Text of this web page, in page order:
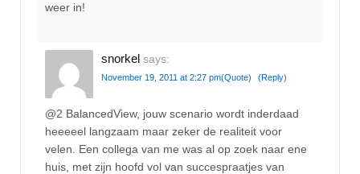
weer in!
snorkel says:
November 19, 2011 at 2:27 pm(Quote) (Reply)
@2 BalancedView, jouw scenario wordt inderdaad
heeeeel langzaam maar zeker de realiteit voor
velen. Een collega van me was al op zoek naar ene
huis, met zijn hoofd vol van succespraatjes van